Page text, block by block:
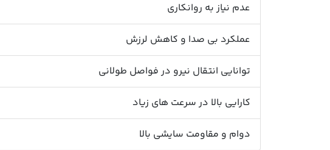
عدم نیاز به روانکاری
عملکرد بی صدا و کاهش لرزش
توانایی انتقال نیرو در فواصل طولانی
کارایی بالا در سرعت های زیاد
دوام و مقاومت سایشی بالا